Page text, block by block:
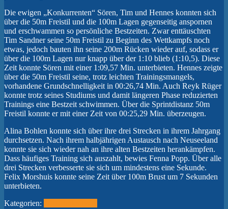
Die ewigen „Konkurrenten“ Sören, Tim und Hennes konnten sich
über die 50m Freistil und die 100m Lagen gegenseitig anspornen
und erschwammen so persönliche Bestzeiten. Zwar enttäuschten
Tim Sandner seine 50m Freistil zu Beginn des Wettkampfs noch
etwas, jedoch bauten ihn seine 200m Rücken wieder auf, sodass er
über die 100m Lagen nur knapp über der 1:10 blieb (1:10,5). Diese
Zeit konnte Sören mit einer 1:09,57 Min. unterbieten. Hennes zeigte
über die 50m Freistil seine, trotz leichten Trainingsmangels,
vorhandene Grundschnelligkeit in 00:26,74 Min. Auch Reyk Rüger
konnte trotz seines Studiums und damit längeren Phase reduzierten
Trainings eine Bestzeit schwimmen. Über die Sprintdistanz 50m
Freistil konnte er mit einer Zeit von 00:25,29 Min. überzeugen.
Alina Bohlen konnte sich über ihre drei Strecken in ihrem Jahrgang
durchsetzen. Nach ihrem halbjährigen Austausch nach Neuseeland
konnte sie sich wieder nah an ihre alten Bestzeiten herankämpfen.
Dass häufiges Training sich auszahlt, bewies Fenna Popp. Über alle
drei Strecken verbesserte sie sich um mindestens eine Sekunde.
Felix Morshuis konnte seine Zeit über 100m Brust um 7 Sekunden
unterbieten.
Kategorien: